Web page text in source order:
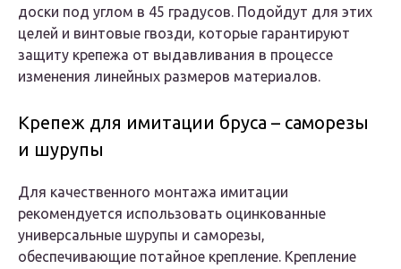
доски под углом в 45 градусов. Подойдут для этих
целей и винтовые гвозди, которые гарантируют
защиту крепежа от выдавливания в процессе
изменения линейных размеров материалов.
Крепеж для имитации бруса – саморезы
и шурупы
Для качественного монтажа имитации
рекомендуется использовать оцинкованные
универсальные шурупы и саморезы,
обеспечивающие потайное крепление. Крепление